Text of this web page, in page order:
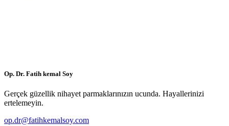
Op. Dr. Fatih kemal Soy
Gerçek güzellik nihayet parmaklarınızın ucunda. Hayallerinizi
ertelemeyin.
op.dr@fatihkemalsoy.com